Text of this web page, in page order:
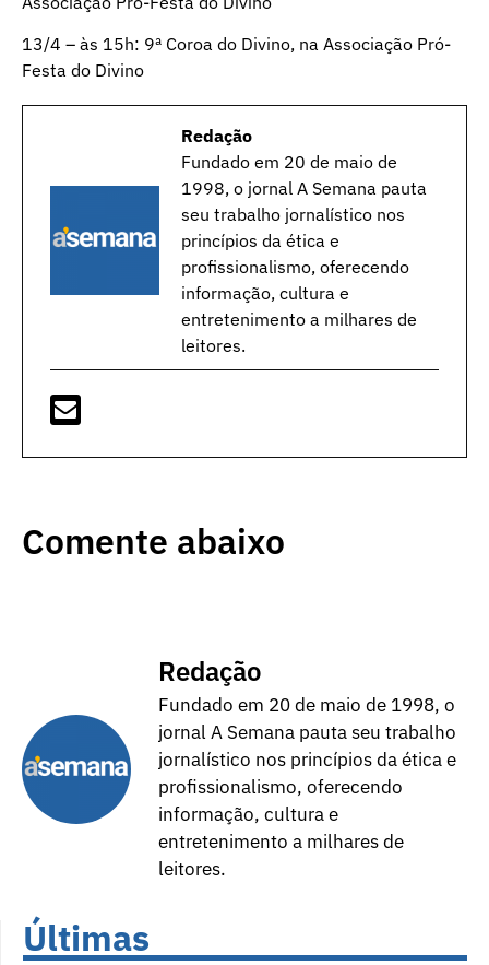
13/4 – às 15h: 9ª Coroa do Divino, na Associação Pró-
Festa do Divino
Redação
Fundado em 20 de maio de
1998, o jornal A Semana pauta
seu trabalho jornalístico nos
princípios da ética e
profissionalismo, oferecendo
informação, cultura e
entretenimento a milhares de
leitores.
Comente abaixo
Redação
Fundado em 20 de maio de 1998, o
jornal A Semana pauta seu trabalho
jornalístico nos princípios da ética e
profissionalismo, oferecendo
informação, cultura e
entretenimento a milhares de
leitores.
Últimas